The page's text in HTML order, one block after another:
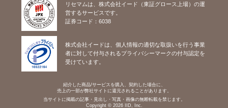
リセマムは、株式会社イード（東証グロース上場）の運
営するサービスです。
証券コード：6038
株式会社イードは、個人情報の適切な取扱いを行う事業
者に対して付与されるプライバシーマークの付与認定を
受けています。
紹介した商品/サービスを購入、契約した場合に、
売上の一部が弊社サイトに還元されることがあります。
当サイトに掲載の記事・見出し・写真・画像の無断転載を禁じます。
Copyright © 2026 IID, Inc.